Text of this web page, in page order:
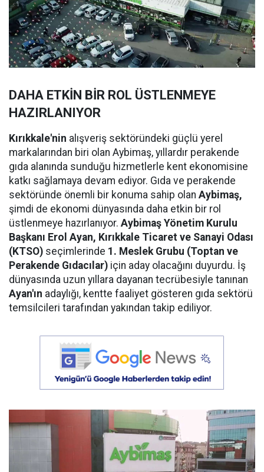
DAHA ETKİN BİR ROL ÜSTLENMEYE
HAZIRLANIYOR
Kırıkkale'nin alışveriş sektöründeki güçlü yerel
markalarından biri olan Aybimaş, yıllardır perakende
gıda alanında sunduğu hizmetlerle kent ekonomisine
katkı sağlamaya devam ediyor. Gıda ve perakende
sektöründe önemli bir konuma sahip olan Aybimaş,
şimdi de ekonomi dünyasında daha etkin bir rol
üstlenmeye hazırlanıyor. Aybimaş Yönetim Kurulu
Başkanı Erol Ayan, Kırıkkale Ticaret ve Sanayi Odası
(KTSO) seçimlerinde 1. Meslek Grubu (Toptan ve
Perakende Gıdacılar) için aday olacağını duyurdu. İş
dünyasında uzun yıllara dayanan tecrübesiyle tanınan
Ayan'ın adaylığı, kentte faaliyet gösteren gıda sektörü
temsilcileri tarafından yakından takip ediliyor.